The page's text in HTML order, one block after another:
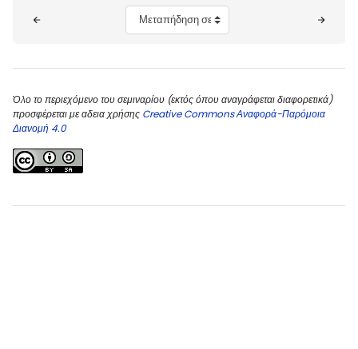
Μεταπήδηση σε...
Όλο το περιεχόμενο του σεμιναρίου (εκτός όπου αναγράφεται διαφορετικά)
προσφέρεται με αδεια χρήσης Creative Commons Αναφορά-Παρόμοια
Διανομή 4.0